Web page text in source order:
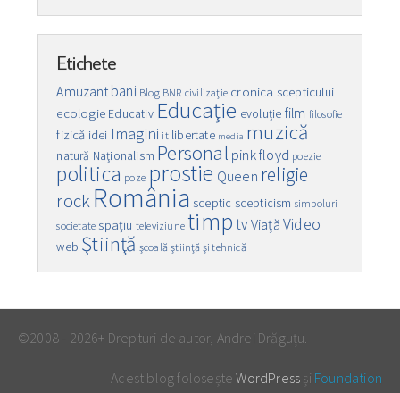
Etichete
Amuzant bani Blog BNR civilizaţie cronica scepticului
ecologie Educativ Educaţie evoluţie film filosofie
fizică idei Imagini it libertate media muzică
natură Naţionalism Personal pink floyd poezie
politica poze prostie Queen religie
rockRomânia sceptic scepticism simboluri
societate spaţiu televiziune timptvViaţă Video
web Ştiinţă şcoală ştiinţă şi tehnică
©2008 - 2026+ Drepturi de autor, Andrei Drăguțu.
Acest blog foloseșteWordPress și Foundation